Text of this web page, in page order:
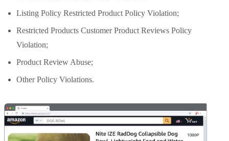
Listing Policy Restricted Product Policy Violation;
Restricted Products Customer Product Reviews Policy
Violation;
Product Review Abuse;
Other Policy Violations.